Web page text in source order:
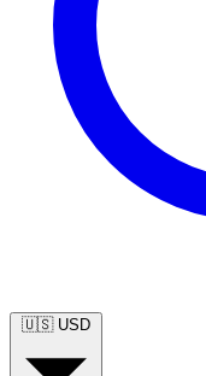
🇺🇸 USD